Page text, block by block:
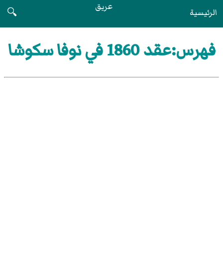
الرئيسية عريق
🔍
فهرس:عقد 1860 في نوفا سكوشا